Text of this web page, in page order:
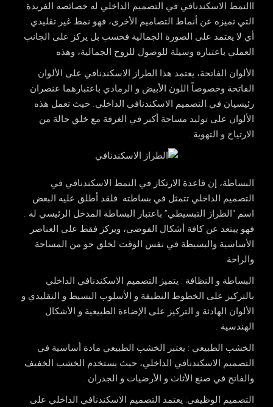
االنمط الاسكندنافي في التصميم الداخلي له خصائصه الفريدة
التي تميزه عن أنماط التصاميم الأخرى، فهو نمط غير تقليدي .
أي لا يعتمد على الصورة الجمالية فحسب بل يركز على الجانب
العملي باعتباره وسيلة للوصول للروح الجمالية، وهذه
الألوان الفاتحة، يعتمد هذا الطراز الاسكندنافي على الألوان
الفاتحة وخصوصاً اللون الأبيض و الرمادي باعتبارهما عنصران
رئيسيان في التصميم الاسكندنافي الداخلي. حيث تعمل هذه
الألوان على توليد مساحة أكبر في الغرفة مع خلق حالة من
الارتياح و التهوية .
البساطة، إن قاعدة الارتكاز في النمط الاسكندنافي في
التصميم الداخلي تتمثل في بساطته. فلقد أطلق عليه البعض
اسم “الطراز التبسيطي” باعتبار البساطة المدخل الرئيسي له .
فهو يبتعد عن كافة أشكال الفوضى، ويركز فقط على العناصر
الأساسية والبسيطة في نفس الوقت لخلق جو من المساحة
والراحة.
البساطة و النظافة : يتميز التصميم الاسكندنافي الداخلي
بالتركيز على الخطوط النظيفة و الأسلوب البسيط و التقليدي و
الألوان الهادئة و التركيز على الإضاءة الطبيعية و الأشكال
الهندسية .
الخشب الطبيعي : يعتبر الخشب الطبيعي مادة أساسية في
التصميم الاسكندنافي الداخلي، حيث يستخدم الخشب الخفيف
والفاتح في صنع الأثاث و الأرضيات و الجدران .
التصميم الوظيفي: يعتمد التصميم الاسكندنافي الداخلي على